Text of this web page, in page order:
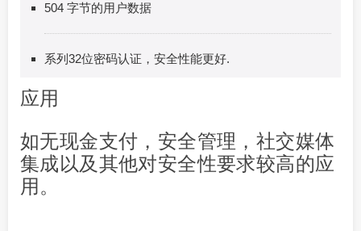
504 字节的用户数据
系列32位密码认证，安全性能更好.
应用
如无现金支付，安全管理，社交媒体
集成以及其他对安全性要求较高的应
用。